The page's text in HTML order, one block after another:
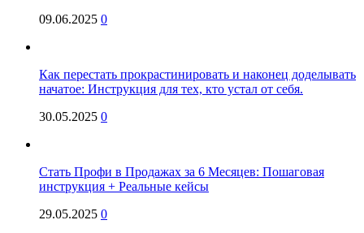
09.06.2025 0
Как перестать прокрастинировать и наконец доделывать
начатое: Инструкция для тех, кто устал от себя.
30.05.2025 0
Стать Профи в Продажах за 6 Месяцев: Пошаговая
инструкция + Реальные кейсы
29.05.2025 0